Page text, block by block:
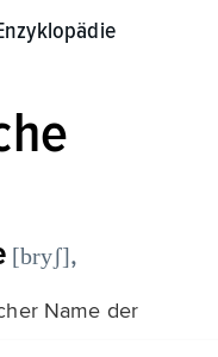
[bryʃ],
Name der